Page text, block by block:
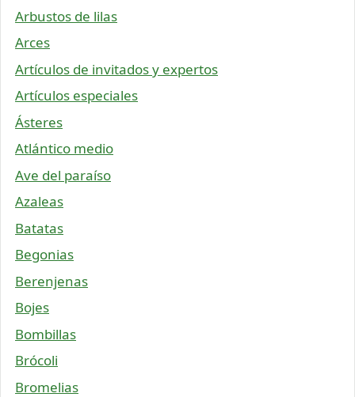
Arbustos de lilas
Arces
Artículos de invitados y expertos
Artículos especiales
Ásteres
Atlántico medio
Ave del paraíso
Azaleas
Batatas
Begonias
Berenjenas
Bojes
Bombillas
Brócoli
Bromelias